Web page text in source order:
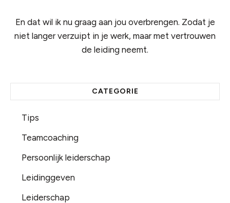
En dat wil ik nu graag aan jou overbrengen. Zodat je
niet langer verzuipt in je werk, maar met vertrouwen
de leiding neemt.
CATEGORIE
Tips
Teamcoaching
Persoonlijk leiderschap
Leidinggeven
Leiderschap